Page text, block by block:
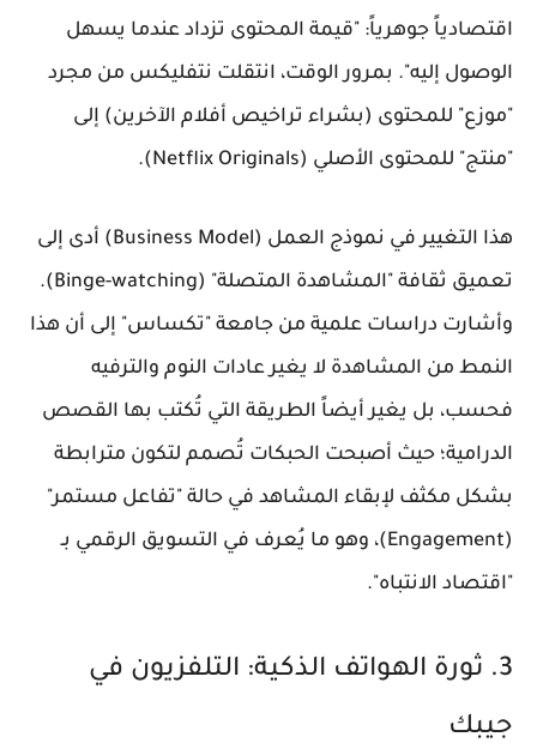
اقتصادياً جوهرياً: "قيمة المحتوى تزداد عندما يسهل
الوصول إليه". بمرور الوقت، انتقلت نتفليكس من مجرد
"موزع" للمحتوى (بشراء تراخيص أفلام الآخرين) إلى
"منتج" للمحتوى الأصلي (Netflix Originals).
هذا التغيير في نموذج العمل (Business Model) أدى إلى
تعميق ثقافة "المشاهدة المتصلة" (Binge-watching).
وأشارت دراسات علمية من جامعة "تكساس" إلى أن هذا
النمط من المشاهدة لا يغير عادات النوم والترفيه
فحسب، بل يغير أيضاً الطريقة التي تُكتب بها القصص
الدرامية؛ حيث أصبحت الحبكات تُصمم لتكون مترابطة
بشكل مكثف لإبقاء المشاهد في حالة "تفاعل مستمر"
(Engagement)، وهو ما يُعرف في التسويق الرقمي بـ
"اقتصاد الانتباه".
3. ثورة الهواتف الذكية: التلفزيون في
جيبك